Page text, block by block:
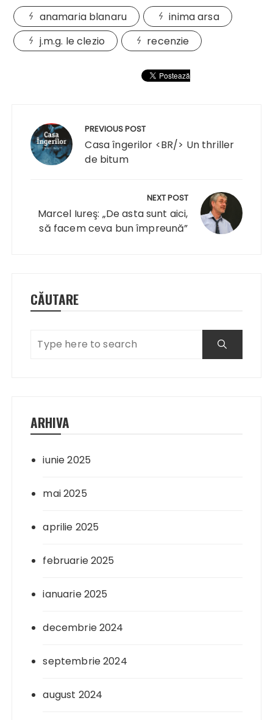
anamaria blanaru
inima arsa
j.m.g. le clezio
recenzie
articole
PREVIOUS POST
Casa îngerilor <BR/> Un thriller
de bitum
NEXT POST
Marcel Iureş: „De asta sunt aici,
să facem ceva bun împreună”
CĂUTARE
ARHIVA
iunie 2025
mai 2025
aprilie 2025
februarie 2025
ianuarie 2025
decembrie 2024
septembrie 2024
august 2024